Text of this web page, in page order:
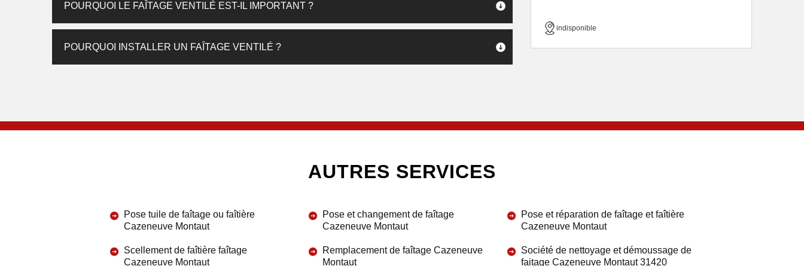
POURQUOI LE FAÎTAGE VENTILÉ EST-IL IMPORTANT ?
POURQUOI INSTALLER UN FAÎTAGE VENTILÉ ?
indisponible
AUTRES SERVICES
Pose tuile de faîtage ou faîtière
Cazeneuve Montaut
Scellement de faîtière faîtage
Cazeneuve Montaut
Pose et changement de faîtage
Cazeneuve Montaut
Remplacement de faîtage Cazeneuve
Montaut
Pose et réparation de faîtage et faîtière
Cazeneuve Montaut
Société de nettoyage et démoussage de
faitage Cazeneuve Montaut 31420